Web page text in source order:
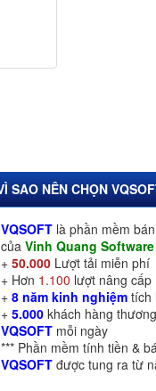
SAO NÊN CHỌN
VQSOFTlà phần mềm
của Vinh Quang Software
+ 50.000Lượt tải miễn phí
+ Hơn 1.100 lượt nâng cấp
+ 8 năm kinh nghiệm tích
+ 5.000khách hàng
VQSOFTmỗi ngày
*** Phần mềm tính tiền &
VQSOFTđược tung ra từ